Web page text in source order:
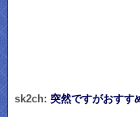
sk2ch: 突然ですがおすす